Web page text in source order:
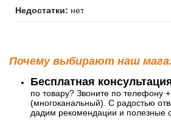
Недостатки: нет
Почему выбирают наш
Бесплатная
по товару? Звоните по телефону
(многоканальный). С радостью
дадим рекомендации и полезные